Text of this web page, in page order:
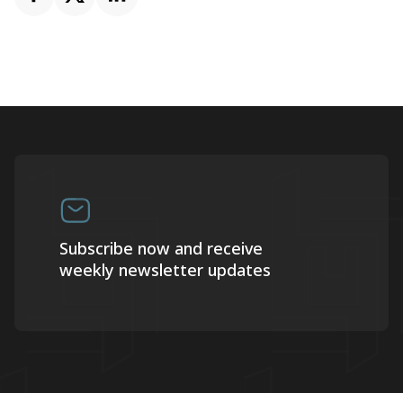
Subscribe now and receive
weekly newsletter updates